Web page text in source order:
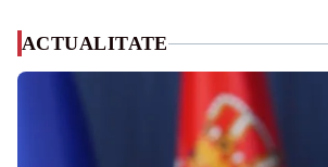
ACTUALITATE